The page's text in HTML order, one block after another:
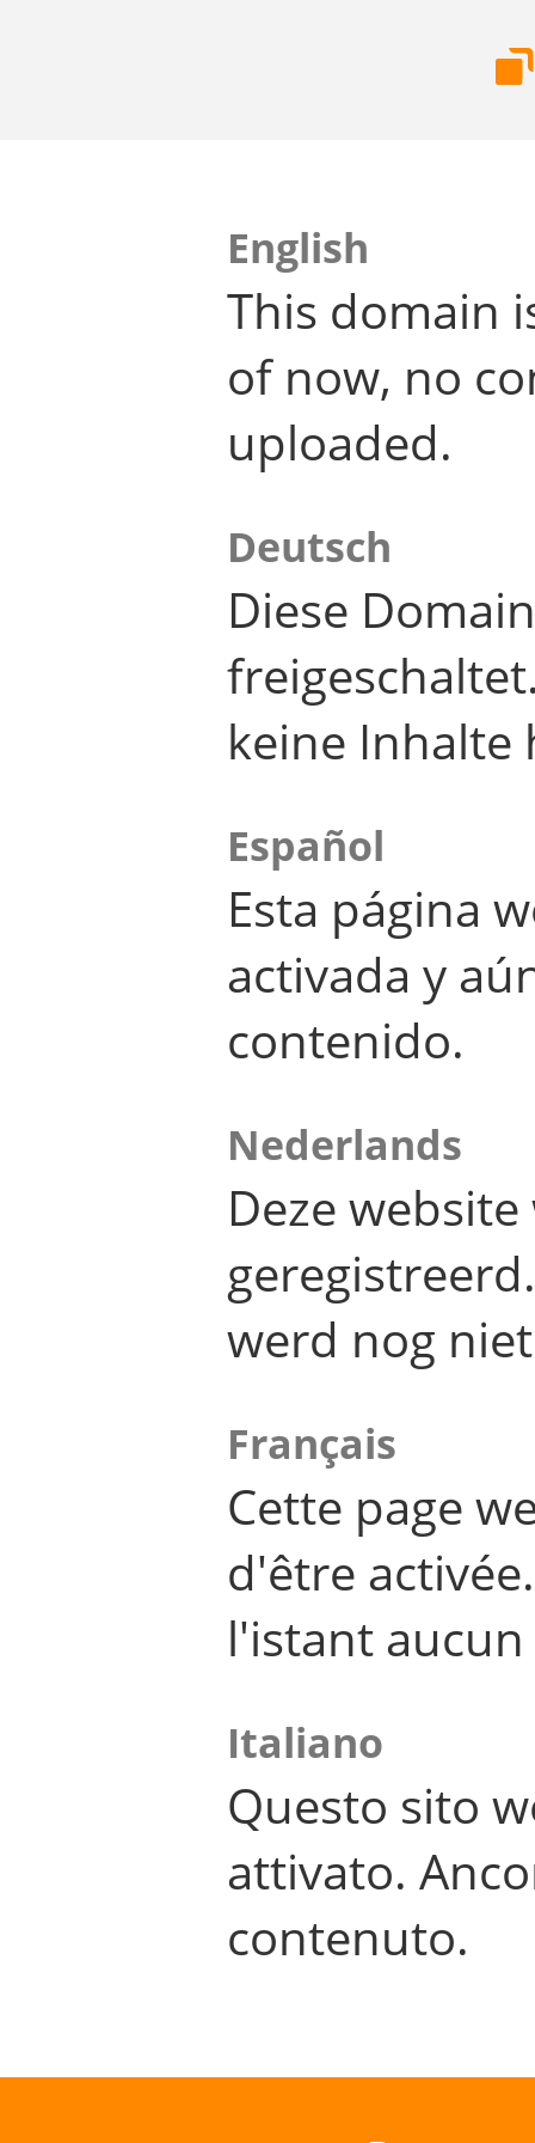
English
This domain
of now, no
uploaded.
Deutsch
Diese
keine Inhalte
Español
Esta página
activada y
contenido.
Nederlands
Deze
werd nog
Français
Cette page
d'être
l'istant
Italiano
Questo sito
attivato.
contenuto.